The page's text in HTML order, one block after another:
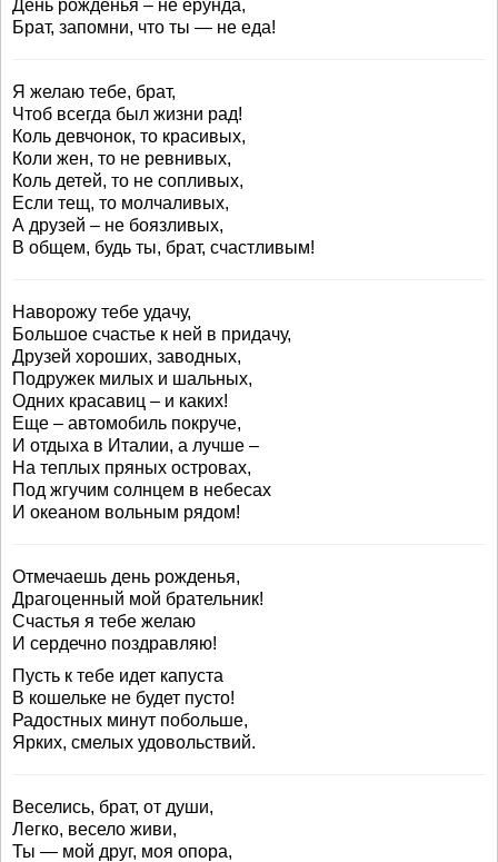
День рожденья – не ерунда,
Брат, запомни, что ты — не еда!
Я желаю тебе, брат,
Чтоб всегда был жизни рад!
Коль девчонок, то красивых,
Коли жен, то не ревнивых,
Коль детей, то не сопливых,
Если тещ, то молчаливых,
А друзей – не боязливых,
В общем, будь ты, брат, счастливым!
Наворожу тебе удачу,
Большое счастье к ней в придачу,
Друзей хороших, заводных,
Подружек милых и шальных,
Одних красавиц – и каких!
Еще – автомобиль покруче,
И отдыха в Италии, а лучше –
На теплых пряных островах,
Под жгучим солнцем в небесах
И океаном вольным рядом!
Отмечаешь день рожденья,
Драгоценный мой брательник!
Счастья я тебе желаю
И сердечно поздравляю!
Пусть к тебе идет капуста
В кошельке не будет пусто!
Радостных минут побольше,
Ярких, смелых удовольствий.
Веселись, брат, от души,
Легко, весело живи,
Ты — мой друг, моя опора,